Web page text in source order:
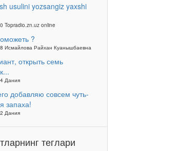
usulini yozsangiz yaxshi
Topradio.zn.uz online
?
Исмайлова Райхан Куанышбаевна
открыть семь
Дания
добавляю совсем чуть-
запаха!
Дания
теглари